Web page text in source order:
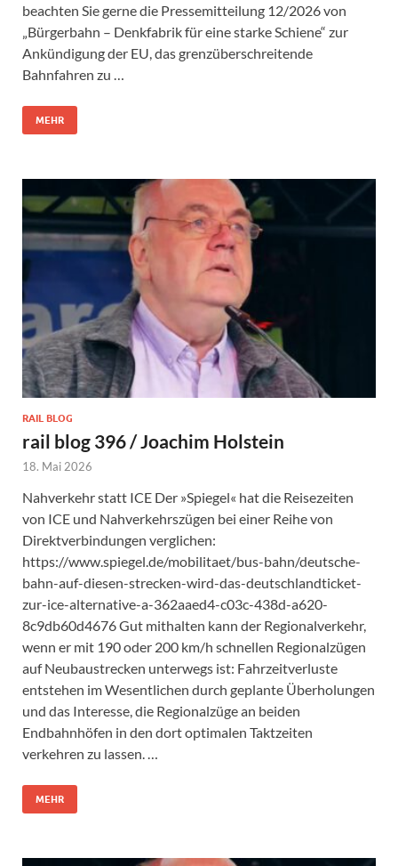
beachten Sie gerne die Pressemitteilung 12/2026 von
„Bürgerbahn – Denkfabrik für eine starke Schiene“ zur
Ankündigung der EU, das grenzüberschreitende
Bahnfahren zu …
MEHR
RAIL BLOG
rail blog 396 / Joachim Holstein
18. Mai 2026
Nahverkehr statt ICE Der »Spiegel« hat die Reisezeiten
von ICE und Nahverkehrszügen bei einer Reihe von
Direktverbindungen verglichen:
https://www.spiegel.de/mobilitaet/bus-bahn/deutsche-
bahn-auf-diesen-strecken-wird-das-deutschlandticket-
zur-ice-alternative-a-362aaed4-c03c-438d-a620-
8c9db60d4676 Gut mithalten kann der Regionalverkehr,
wenn er mit 190 oder 200 km/h schnellen Regionalzügen
auf Neubaustrecken unterwegs ist: Fahrzeitverluste
entstehen im Wesentlichen durch geplante Überholungen
und das Interesse, die Regionalzüge an beiden
Endbahnhöfen in den dort optimalen Taktzeiten
verkehren zu lassen. …
MEHR